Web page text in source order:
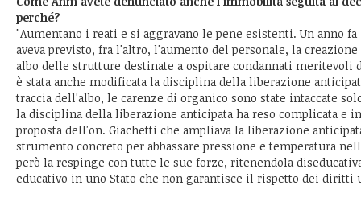
perché?
"Aumentano i reati e si aggravano le pene esistenti. Un anno
aveva previsto, fra l'altro, l'aumento del personale, la
albo delle strutture destinate a ospitare condannati meritevoli
è stata anche modificata la disciplina della liberazione
traccia dell'albo, le carenze di organico sono state intaccate
la disciplina della liberazione anticipata ha reso complicata e
proposta dell'on. Giachetti che ampliava la liberazione
strumento concreto per abbassare pressione e temperatura
però la respinge con tutte le sue forze, ritenendola
educativo in uno Stato che non garantisce il rispetto dei diritti